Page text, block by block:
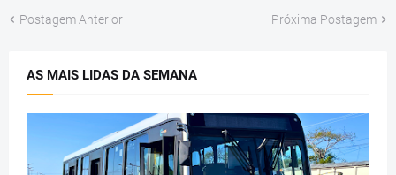
Postagem Anterior Próxima Postagem
AS MAIS LIDAS DA SEMANA